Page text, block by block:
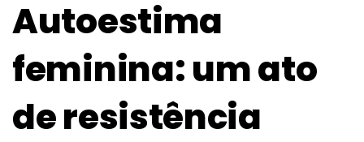
Autoestima
feminina: um ato
de resistência